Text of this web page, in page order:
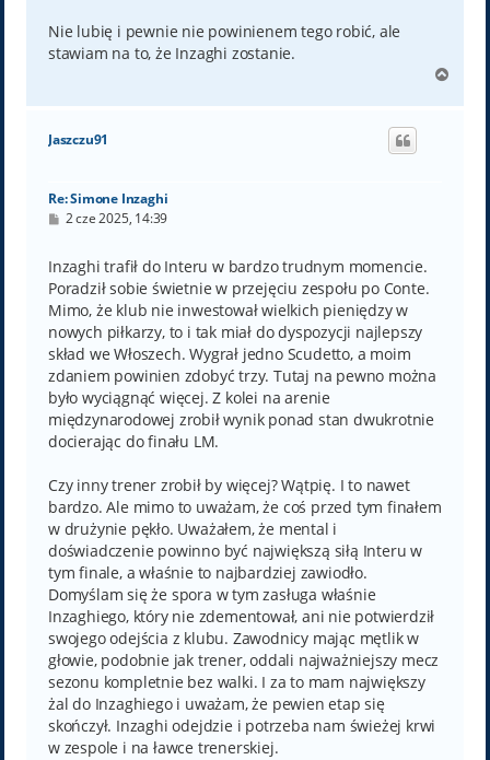
Nie lubię i pewnie nie powinienem tego robić, ale
stawiam na to, że Inzaghi zostanie.
g
Jaszczu91
Re: Simone Inzaghi
P
t
2 cze 2025, 14:39
Inzaghi trafił do Interu w bardzo trudnym momencie.
Poradził sobie świetnie w przejęciu zespołu po Conte.
Mimo, że klub nie inwestował wielkich pieniędzy w
nowych piłkarzy, to i tak miał do dyspozycji najlepszy
skład we Włoszech. Wygrał jedno Scudetto, a moim
zdaniem powinien zdobyć trzy. Tutaj na pewno można
było wyciągnąć więcej. Z kolei na arenie
międzynarodowej zrobił wynik ponad stan dwukrotnie
docierając do finału LM.
Czy inny trener zrobił by więcej? Wątpię. I to nawet
bardzo. Ale mimo to uważam, że coś przed tym finałem
w drużynie pękło. Uważałem, że mental i
doświadczenie powinno być największą siłą Interu w
tym finale, a właśnie to najbardziej zawiodło.
Domyślam się że spora w tym zasługa właśnie
Inzaghiego, który nie zdementował, ani nie potwierdził
swojego odejścia z klubu. Zawodnicy mając mętlik w
głowie, podobnie jak trener, oddali najważniejszy mecz
sezonu kompletnie bez walki. I za to mam największy
żal do Inzaghiego i uważam, że pewien etap się
skończył. Inzaghi odejdzie i potrzeba nam świeżej krwi
w zespole i na ławce trenerskiej.